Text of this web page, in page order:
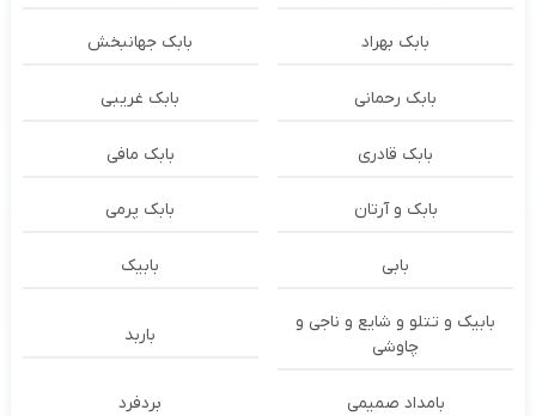
بابک بهراد بابک جهانبخش
بابک رحمانی بابک غریبی
بابک قادری بابک مافی
بابک و آرتان بابک پرمی
بابی بابیک
بابیک و تتلو و شایع و ناجی و
چاوشی
باربد
بامداد صمیمی بردفرد